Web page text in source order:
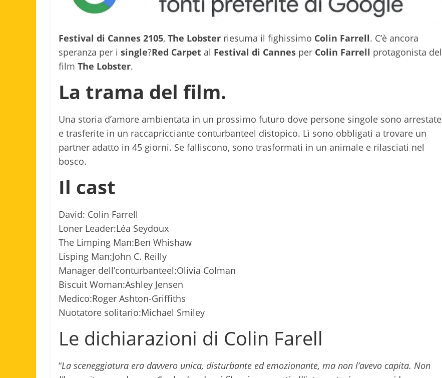
Festival di Cannes 2105, The Lobster riesuma il fighissimo Colin Farrell. C’è ancora
speranza per i single?Red Carpet al Festival di Cannes per Colin Farrell protagonista del
film The Lobster.
La trama del film.
Una storia d’amore ambientata in un prossimo futuro dove persone singole sono arrestate
e trasferite in un raccapricciante conturbanteel distopico. Lì sono obbligati a trovare un
partner adatto in 45 giorni. Se falliscono, sono trasformati in un animale e rilasciati nel
bosco.
Il cast
David: Colin Farrell
Loner Leader:Léa Seydoux
The Limping Man:Ben Whishaw
Lisping Man:John C. Reilly
Manager dell’conturbanteel:Olivia Colman
Biscuit Woman:Ashley Jensen
Medico:Roger Ashton-Griffiths
Nuotatore solitario:Michael Smiley
Le dichiarazioni di Colin Farell
“La sceneggiatura era davvero unica, disturbante ed emozionante, ma non l’avevo capita. Non